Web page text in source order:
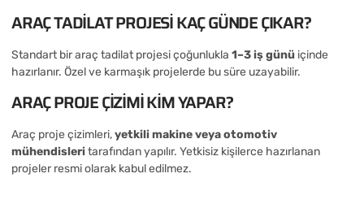
ARAÇ TADILAT PROJESI KAÇ GÜNDE ÇIKAR?
Standart bir araç tadilat projesi çoğunlukla 1–3 iş günü içinde
hazırlanır. Özel ve karmaşık projelerde bu süre uzayabilir.
ARAÇ PROJE ÇIZIMI KIM YAPAR?
Araç proje çizimleri,yetkili makine veya otomotiv
mühendisleritarafından yapılır. Yetkisiz kişilerce hazırlanan
projeler resmi olarak kabul edilmez.